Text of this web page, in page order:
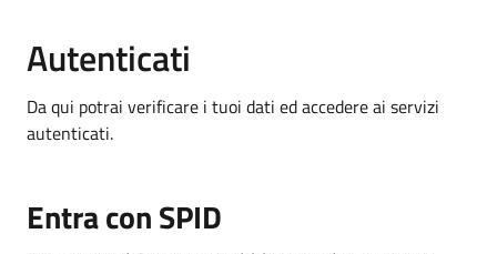
Autenticati
Da qui potrai verificare i tuoi dati ed accedere ai servizi
autenticati.
Entra con SPID